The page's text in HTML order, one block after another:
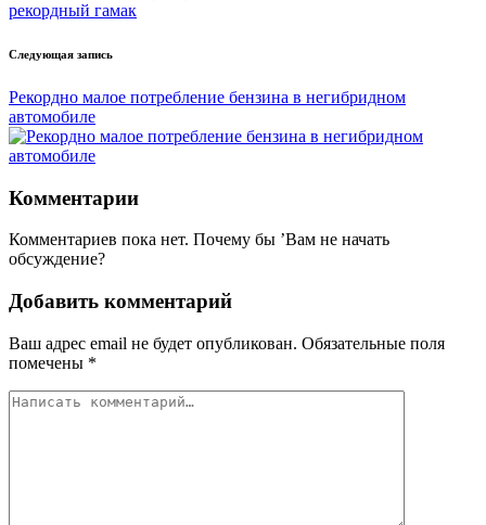
рекордный гамак
Следующая запись
Рекордно малое потребление бензина в негибридном
автомобиле
Комментарии
Комментариев пока нет. Почему бы ’Вам не начать
обсуждение?
Добавить комментарий
Ваш адрес email не будет опубликован. Обязательные поля
помечены *